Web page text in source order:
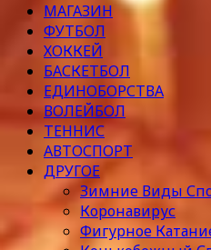
МАГАЗИН
ФУТБОЛ
ХОККЕЙ
БАСКЕТБОЛ
ЕДИНОБОРСТВА
ВОЛЕЙБОЛ
ТЕННИС
АВТОСПОРТ
ДРУГОЕ
Зимние Виды
Коронавирус
Фигурное